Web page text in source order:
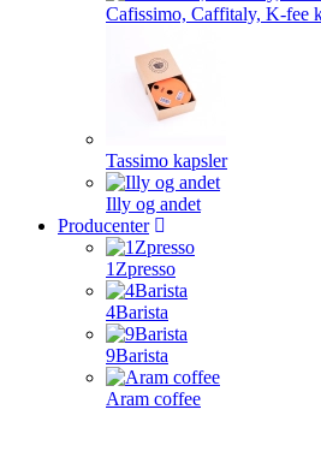
Cafissimo, Caffitaly, K-fee
Tassimo kapsler
Illy og andet
Producenter
1Zpresso
4Barista
9Barista
Aram coffee